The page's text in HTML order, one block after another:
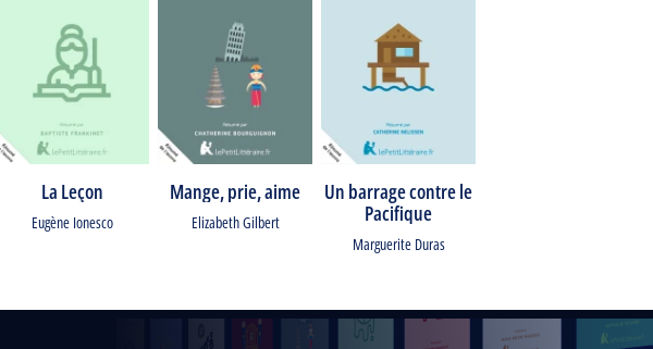
La Leçon
Eugène Ionesco
Mange, prie, aime
Elizabeth Gilbert
Un barrage contre le
Pacifique
Marguerite Duras